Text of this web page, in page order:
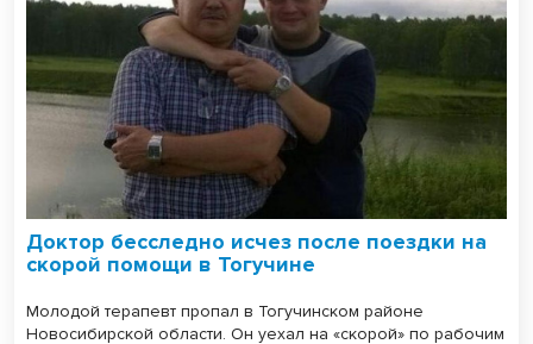
Доктор бесследно исчез после поездки на
скорой помощи в Тогучине
Молодой терапевт пропал в Тогучинском районе
Новосибирской области. Он уехал на «скорой» по рабочим